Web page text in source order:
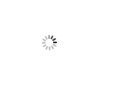
Декрет про відзначення
Великодня і всіх рухомих